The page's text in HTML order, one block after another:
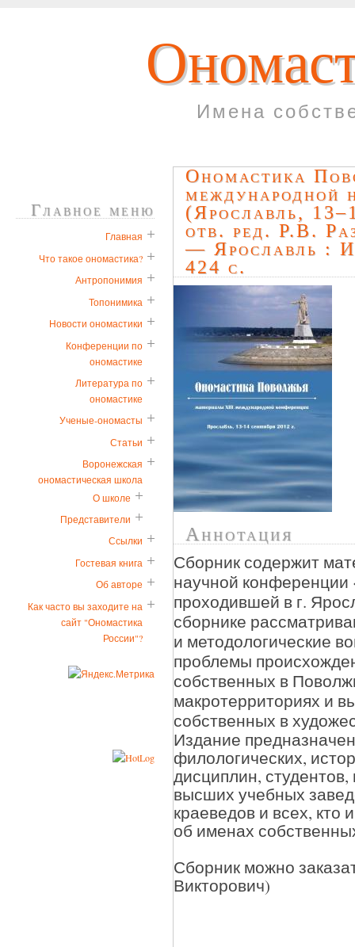
Имена
Ономастика
международной
(Ярославль,
отв. ред. Р.В.
— Ярославль :
424 с.
Аннотация
Сборник содержит
научной
проходившей в г.
сборнике
и методологические
проблемы
собственных в
макротерриториях и
собственных в
Издание
филологических,
дисциплин,
высших учебных
краеведов и всех, кто
об именах
Сборник можно
Викторович)
Главное меню
Главная
Что такое ономастика?
Антропонимия
Топонимика
Новости ономастики
Конференции по
ономастике
Литература по
ономастике
Ученые-ономасты
Статьи
Воронежская
ономастическая школа
О школе
Представители
Ссылки
Гостевая книга
Об авторе
Как часто вы заходите на
сайт "Ономастика
России"?